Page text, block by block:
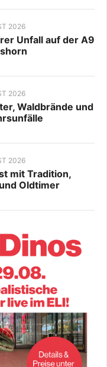
2026
Unfall auf der A9
2026
Waldbrände und
2026
mit Tradition,
Oldtimer